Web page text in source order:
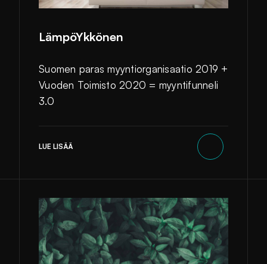
LämpöYkkönen
Suomen paras myyntiorganisaatio 2019 +
Vuoden Toimisto 2020 = myyntifunneli
3.0
LUE LISÄÄ